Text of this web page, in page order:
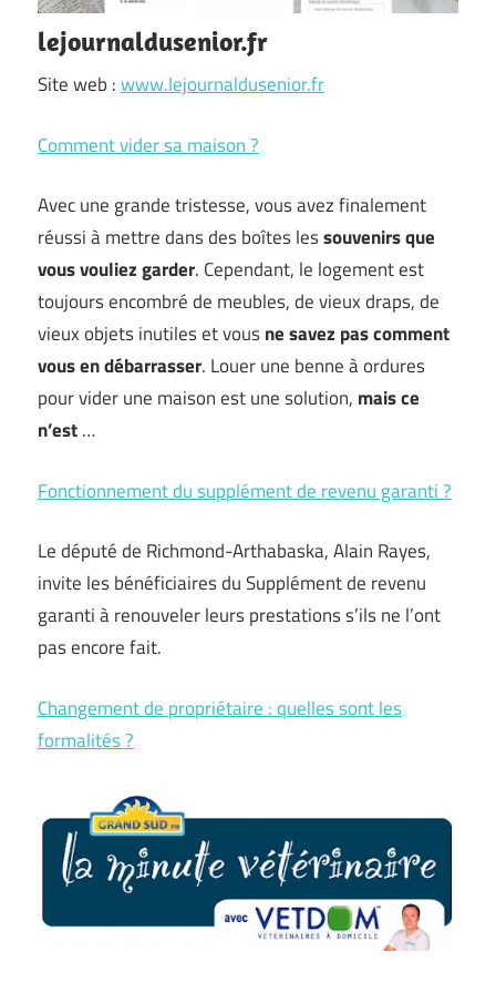
lejournaldusenior.fr
Site web :www.lejournaldusenior.fr
Comment vider sa maison ?
Avec une grande tristesse, vous avez finalement
réussi à mettre dans des boîtes lessouvenirs que
vous vouliez garder. Cependant, le logement est
toujours encombré de meubles, de vieux draps, de
vieux objets inutiles et vousne savez pas comment
vous en débarrasser. Louer une benne à ordures
pour vider une maison est une solution, mais ce
n’est…
Fonctionnement du supplément de revenu garanti ?
Le député de Richmond-Arthabaska, Alain Rayes,
invite les bénéficiaires du Supplément de revenu
garanti à renouveler leurs prestations s’ils ne l’ont
pas encore fait.
Changement de propriétaire : quelles sont les
formalités ?